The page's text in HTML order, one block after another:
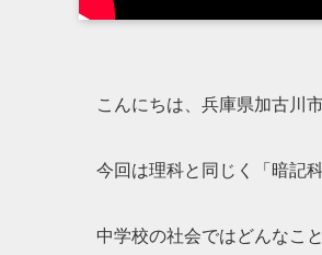
こんにちは、兵庫県加古川
今回は理科と同じく「暗記
中学校の社会ではどんなこ